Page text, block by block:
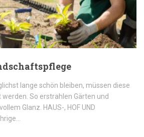
lange schön bleiben, müssen diese
So erstrahlen Gärten und
Glanz. HAUS-, HOF UND